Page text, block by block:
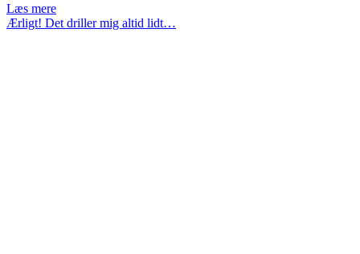
Læs mereTid
til
Ærligt! Det driller mig altid lidt…